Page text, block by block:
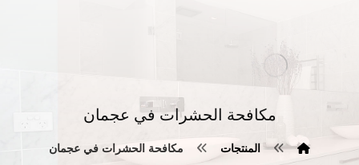
مكافحة الحشرات في عجمان
المنتجات مكافحة الحشرات في عجمان